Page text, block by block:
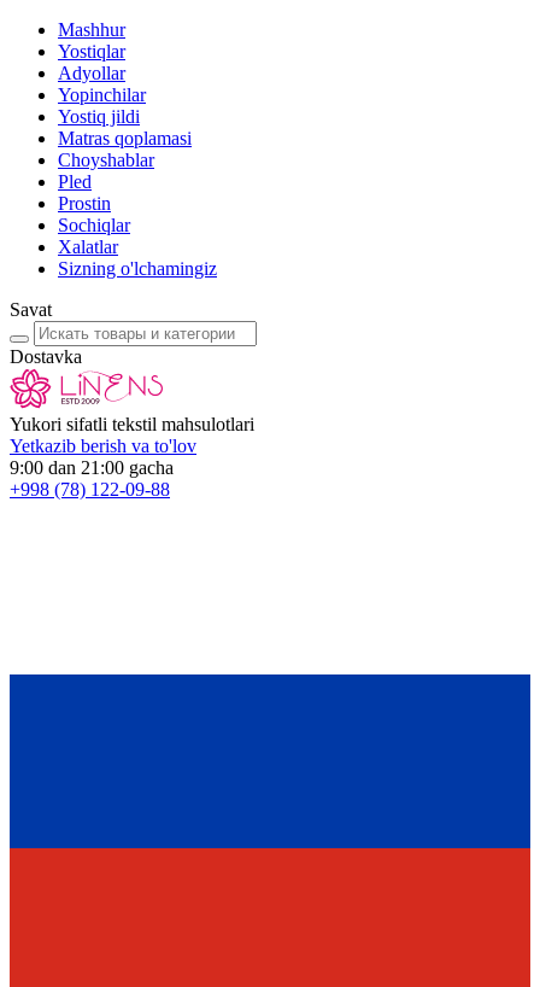
Mashhur
Yostiqlar
Adyollar
Yopinchilar
Yostiq jildi
Matras qoplamasi
Choyshablar
Pled
Prostin
Sochiqlar
Xalatlar
Sizning o'lchamingiz
Savat
Dostavka
Yukori sifatli tekstil mahsulotlari
Yetkazib berish va to'lov
9:00 dan 21:00 gacha
+998 (78) 122-09-88